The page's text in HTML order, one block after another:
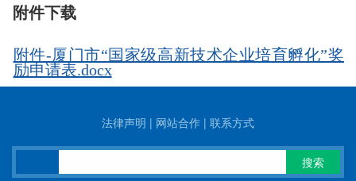
附件下载
附件-厦门市“国家级高新技术企业培育孵化”奖
法律声明 | 网站合作 | 联系方式
搜索